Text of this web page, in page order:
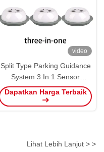
video
Split Type Parking Guidance
System 3 In 1 Sensor
Detektor PGS Ultrasonik
Dapatkan Harga Terbaik
Lihat Lebih Lanjut > >